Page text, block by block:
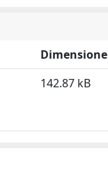
Dimensione
142.87 kB